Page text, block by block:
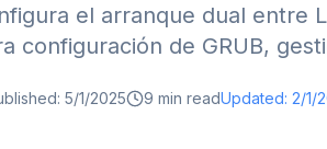
el arranque dual entre
configuración de GRUB,
5/1/2025 9 min readUpdated: 2/1/